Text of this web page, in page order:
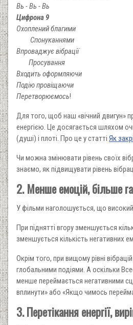
Вь - Вь - Вь
Цифрона 9
Охоплений благими
Спонуканнями
Впроваджує вібрації
Просування
Входить оформляючи
Подію провіщаючи
Перетворюємось!
Для того, щоб наш «вічний двигун»
енергією. Це досягається шляхом
(душі) і плоті. Про це у статті Як
Чи можна змінювати рівень своїх
знаємо, як підвищувати рівень
2. Менше емоцій, більше
У фільми наголошується, що високий
При піднятті вгору зменшується
зменшується кількість негативних
Окрім того, при вищому рівні
глобальними подіями. А оскільки
менше переймається негативними
вплинути» або «Якщо чимось
3. Перетікання енергії,